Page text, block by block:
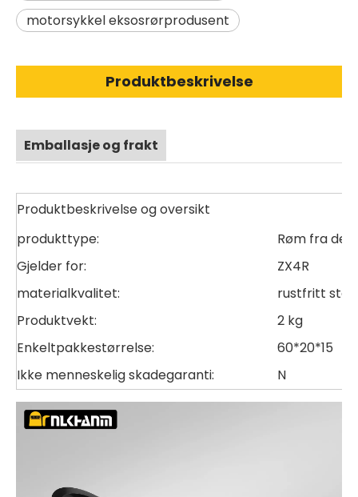
motorsykkel eksosrørprodusent
Produktbeskrivelse
Emballasje og frakt
Produktbeskrivelse og oversikt
produkttype:
Røm fra
Gjelder for:
ZX4R
materialkvalitet:
rustfritt stål
Produktvekt:
2 kg
Enkeltpakkestørrelse:
60*20*15
Ikke menneskelig skadegaranti:
N